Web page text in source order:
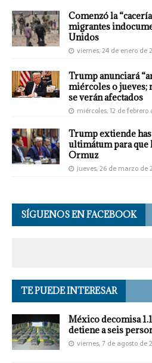
Comenzó la
migrantes
Unidos
viernes, 24 de enero de
Trump anunciará
miércoles o jueves;
se verán afectados
miércoles, 12 de febrero
Trump extiende
ultimátum para que
Ormuz
jueves, 26 de marzo de
SÍGUENOS EN FACEBOOK
TE PUEDE INTERESAR
México decomisa
detiene a seis
viernes, 7 de agosto de